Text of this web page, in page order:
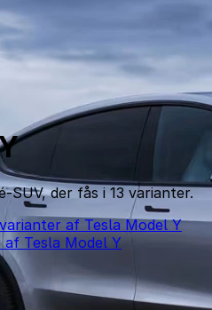
SUV, der fås i 13 varianter.
af Tesla Model Y
Tesla Model Y